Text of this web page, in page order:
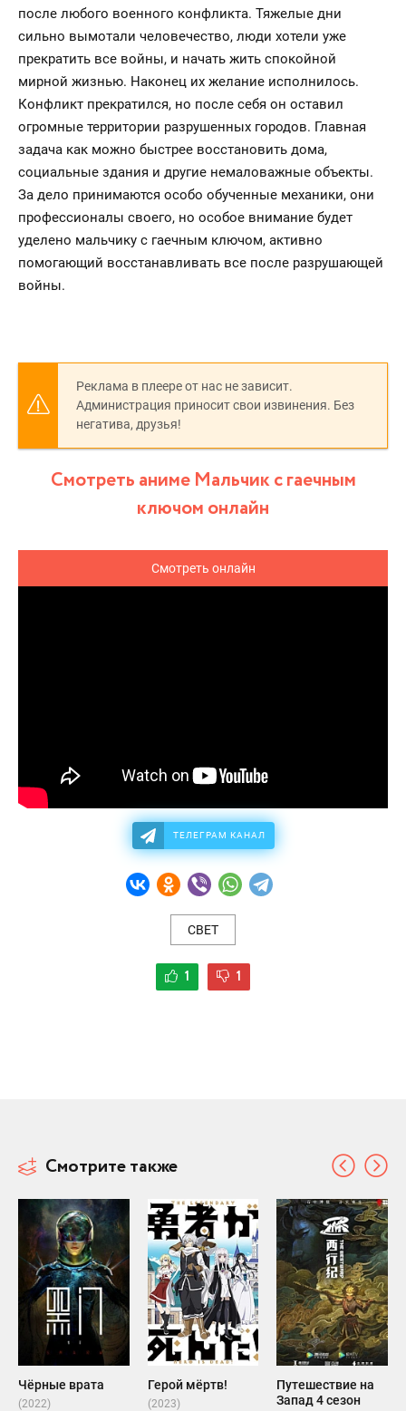
после любого военного конфликта. Тяжелые дни
сильно вымотали человечество, люди хотели уже
прекратить все войны, и начать жить спокойной
мирной жизнью. Наконец их желание исполнилось.
Конфликт прекратился, но после себя он оставил
огромные территории разрушенных городов. Главная
задача как можно быстрее восстановить дома,
социальные здания и другие немаловажные объекты.
За дело принимаются особо обученные механики, они
профессионалы своего, но особое внимание будет
уделено мальчику с гаечным ключом, активно
помогающий восстанавливать все после разрушающей
войны.
Реклама в плеере от нас не зависит.
Администрация приносит свои извинения. Без
негатива, друзья!
Смотреть аниме Мальчик с гаечным
ключом онлайн
Смотреть онлайн
ТЕЛЕГРАМ КАНАЛ
СВЕТ
1 1
Смотрите также
Чёрные врата
(2022)
Герой мёртв!
(2023)
Путешествие на
Запад 4 сезон